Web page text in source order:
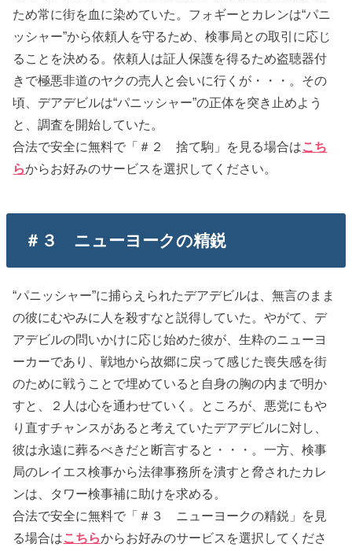
ため常に街を血に染めていた。フォギーとカレンは“パニ
ッシャー”から依頼人を守るため、検事局との取引に応じ
ることを決める。依頼人は証人保護を得るため盗聴器付
きで極悪非道のヤクの売人と会いに行くが・・・。その
頃、デアデビルは“パニッシャー”の正体を突き止めよう
と、調査を開始していた。
合法で安全に無料で「＃２ 捨て駒」を見る場合はこち
らからお好みのサービスを選択してください。
＃３ ニューヨークの精鋭
“パニッシャー”に捕らえられたデアデビルは、無言のまま
の彼にむやみに人を殺すなと説得していた。やがて、デ
アデビルの問いかけに応じ始めた彼が、生粋のニューヨ
ーカーであり、戦地から故郷に戻って感じた喪失感を街
のために戦うことで埋めていると自身の胸の内まで明か
すと、２人は心を通わせていく。ところが、悪党にもや
り直すチャンスがあると考えていたデアデビルに対し、
彼は永遠に葬るべきだと断言すると・・・。一方、検事
局のレイエス検事から法律事務所を潰すと脅されたカレ
ンは、タワー検事補に助けを求める。
合法で安全に無料で「＃３ ニューヨークの精鋭」を見
る場合はこちらからお好みのサービスを選択してくださ